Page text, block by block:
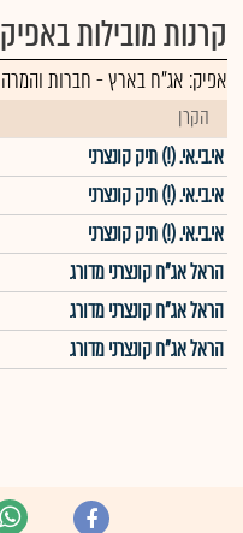
קרנות מובילות באפיק
אפיק: אג"ח בארץ - חברות והמרה
הקרן
אי.בי.אי. (!) תיק קונצרני
אי.בי.אי. (!) תיק קונצרני
אי.בי.אי. (!) תיק קונצרני
הראל אג"ח קונצרני מדורג
הראל אג"ח קונצרני מדורג
הראל אג"ח קונצרני מדורג